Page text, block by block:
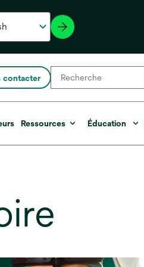
contacter
Ressources Éducation